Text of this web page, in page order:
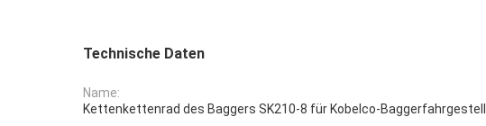
Technische Daten
Name:
Kettenkettenrad des Baggers SK210-8 für Kobelco-Baggerfahrgestell